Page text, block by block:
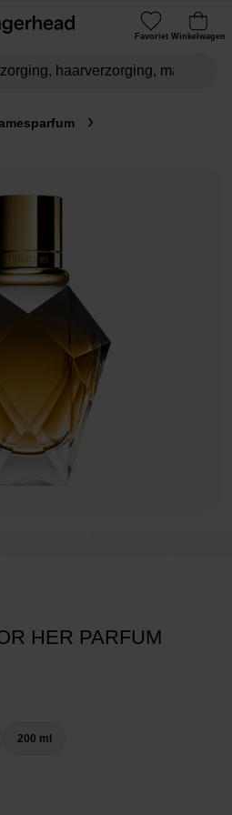
Favoriet Winkelwagen
HER PARFUM
200 ml